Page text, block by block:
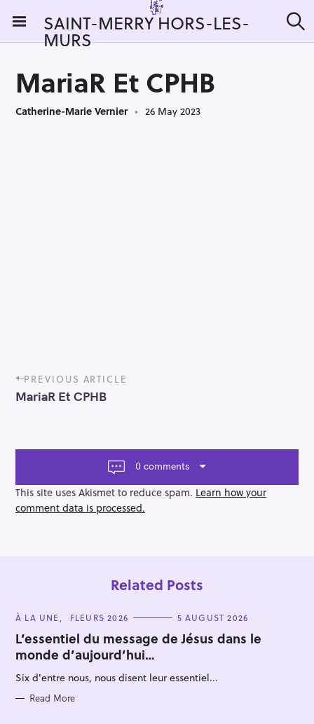
i
SAINT-MERRY HORS-LES-
MURS e
MariaR Et CPHB
Catherine-Marie Vernier 26 May 2023
P
o
s
a
g
a
t
PREVIOUS ARTICLE
MariaR Et CPHB
0 comments
This site uses Akismet to reduce spam. Learn how your
comment data is processed.
Related Posts
C
T
E
G
O
R
I
S
À LA UNE FLEURS 2026 5 AUGUST 2026
L’essentiel du message de Jésus dans le
monde d’aujourd’hui…
Six d'entre nous, nous disent leur essentiel...
Read More